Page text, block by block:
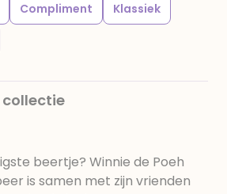
Compliment
Klassiek
collectie
beertje? Winnie de Poeh
is samen met zijn vrienden